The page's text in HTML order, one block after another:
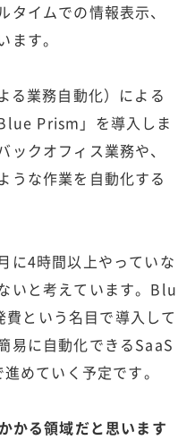
イムでの情報表示、
す。
る業務自動化）による
Prism」を導入しま
ックオフィス業務や、
うな作業を自動化する
に4時間以上やっていな
いと考えています。Blu
という名目で導入して
易に自動化できるSaaS
めていく予定です。
る領域だと思います